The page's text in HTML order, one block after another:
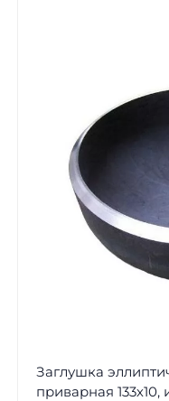
Заглушка
приварная 133х10,